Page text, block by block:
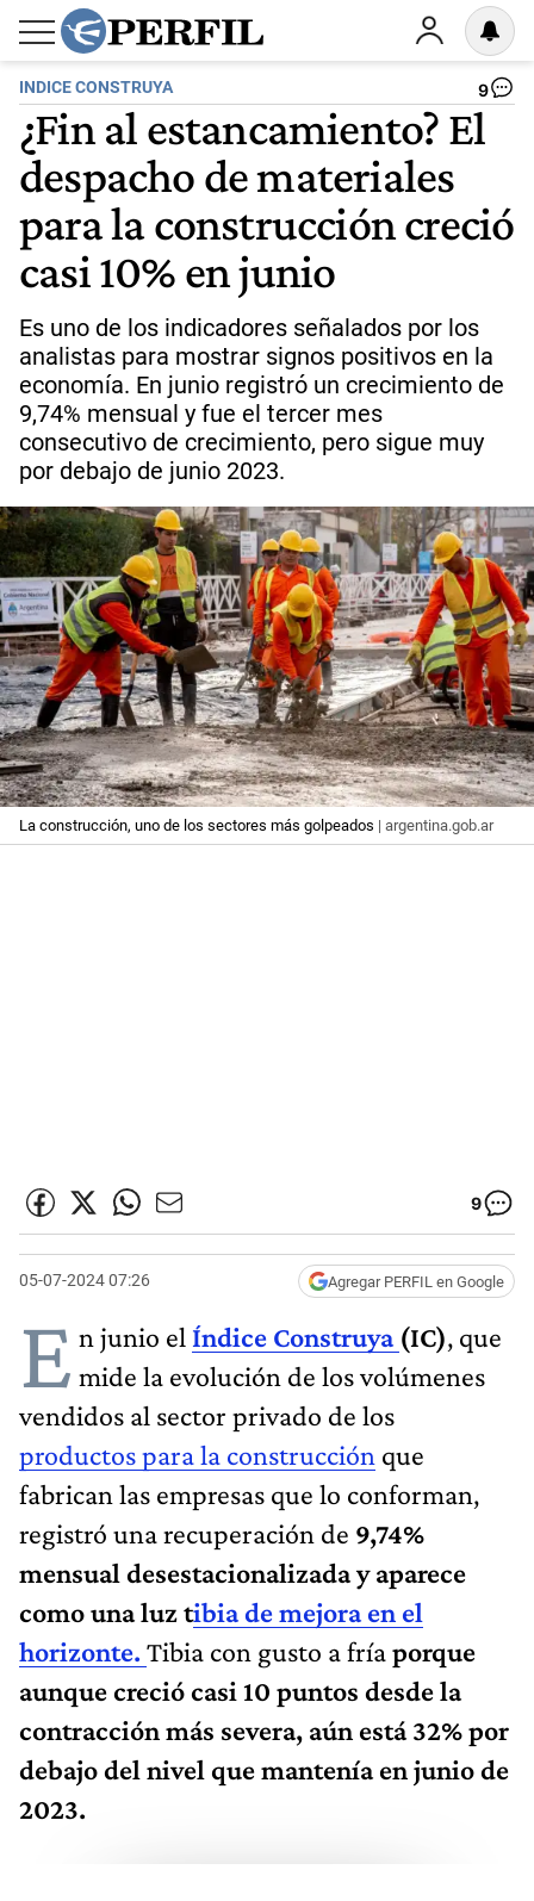
INDICE CONSTRUYA 9
¿Fin al estancamiento? El
despacho de materiales
para la construcción creció
casi 10% en junio
Es uno de los indicadores señalados por los
analistas para mostrar signos positivos en la
economía. En junio registró un crecimiento de
9,74% mensual y fue el tercer mes
consecutivo de crecimiento, pero sigue muy
por debajo de junio 2023.
La construcción, uno de los sectores más golpeados | argentina.gob.ar
9
05-07-2024 07:26 Agregar PERFIL en Google
E n junio el Índice Construya (IC), que
mide la evolución de los volúmenes
vendidos al sector privado de los
productos para la construcción que
fabrican las empresas que lo conforman,
registró una recuperación de 9,74%
mensual desestacionalizada y aparece
como una luz tibia de mejora en el
horizonte. Tibia con gusto a fríaporque
aunque creció casi 10 puntos desde la
contracción más severa, aún está32% por
debajo del nivel que mantenía en junio de
2023.